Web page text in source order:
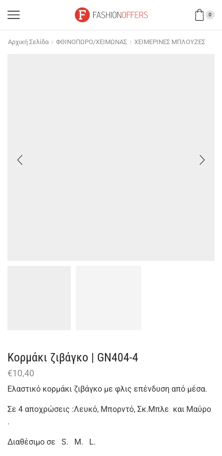
0
Αρχική Σελίδα ΦΘΙΝΟΠΩΡΟ/ΧΕΙΜΩΝΑΣ ΧΕΙΜΕΡΙΝΕΣ ΜΠΛΟΥΖΕΣ
Κορμάκι ζιβάγκο | GN404-4
€10,40
Ελαστικό κορμάκι ζιβάγκο με φλις επένδυση από μέσα.
Σε 4 αποχρώσεις :Λευκό, Μπορντό, Σκ.Μπλε και Mαύρο
.
Διαθέσιμο σε S. M. L.